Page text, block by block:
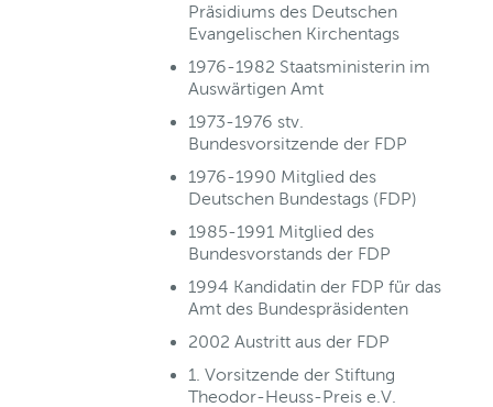
Präsidiums des Deutschen
Evangelischen Kirchentags
1976-1982 Staatsministerin im
Auswärtigen Amt
1973-1976 stv.
Bundesvorsitzende der FDP
1976-1990 Mitglied des
Deutschen Bundestags (FDP)
1985-1991 Mitglied des
Bundesvorstands der FDP
1994 Kandidatin der FDP für das
Amt des Bundespräsidenten
2002 Austritt aus der FDP
1. Vorsitzende der Stiftung
Theodor-Heuss-Preis e.V.